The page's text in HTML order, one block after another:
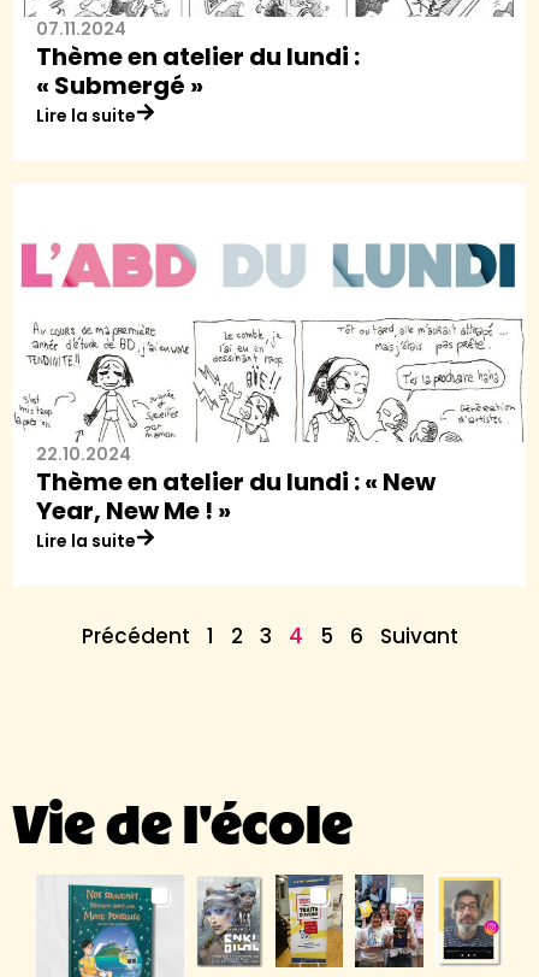
07.11.2024
Thème en atelier du lundi :
« Submergé »
Lire la suite
22.10.2024
Thème en atelier du lundi : « New
Year, New Me ! »
Lire la suite
Précédent 1 2 3 4 5 6 Suivant
Vie de l'école